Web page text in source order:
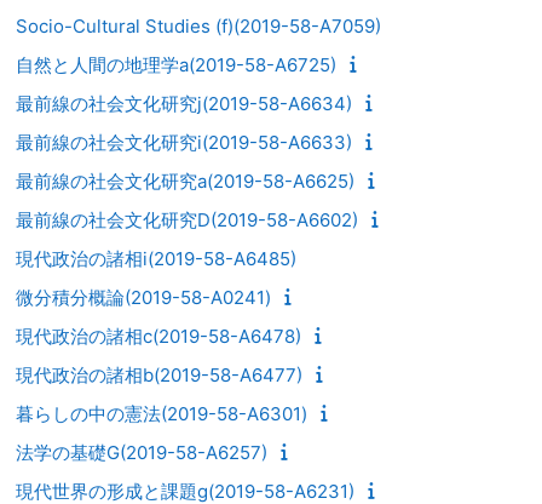
Socio-Cultural Studies (f)(2019-58-A7059)
自然と人間の地理学a(2019-58-A6725)
最前線の社会文化研究j(2019-58-A6634)
最前線の社会文化研究i(2019-58-A6633)
最前線の社会文化研究a(2019-58-A6625)
最前線の社会文化研究D(2019-58-A6602)
現代政治の諸相i(2019-58-A6485)
微分積分概論(2019-58-A0241)
現代政治の諸相c(2019-58-A6478)
現代政治の諸相b(2019-58-A6477)
暮らしの中の憲法(2019-58-A6301)
法学の基礎G(2019-58-A6257)
現代世界の形成と課題g(2019-58-A6231)